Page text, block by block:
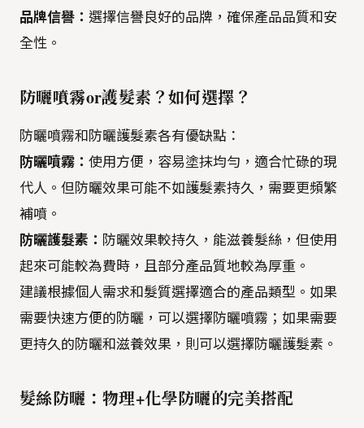
品牌信譽： 選擇信譽良好的品牌，確保產品品質和安
全性。
防曬噴霧or護髮素？如何選擇？
防曬噴霧和防曬護髮素各有優缺點：
防曬噴霧： 使用方便，容易塗抹均勻，適合忙碌的現
代人。但防曬效果可能不如護髮素持久，需要更頻繁
補噴。
防曬護髮素： 防曬效果較持久，能滋養髮絲，但使用
起來可能較為費時，且部分產品質地較為厚重。
建議根據個人需求和髮質選擇適合的產品類型。如果
需要快速方便的防曬，可以選擇防曬噴霧；如果需要
更持久的防曬和滋養效果，則可以選擇防曬護髮素。
髮絲防曬：物理+化學防曬的完美搭配